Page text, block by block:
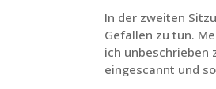
In der zweiten
Gefallen zu tun.
ich unbeschrieben
eingescannt und